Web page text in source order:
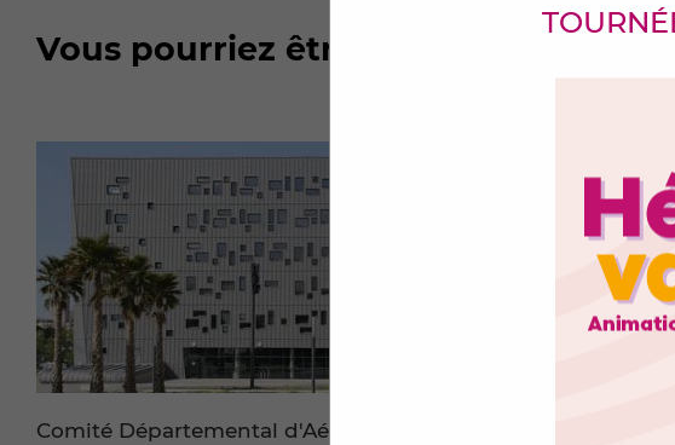
Vous pourriez être intéressé(e) par…
Comité Départemental d'Aéronautique de
Comité